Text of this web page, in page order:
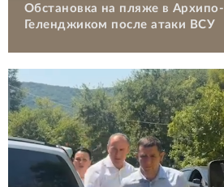
Обстановка на пляже в
Геленджиком после атаки ВСУ